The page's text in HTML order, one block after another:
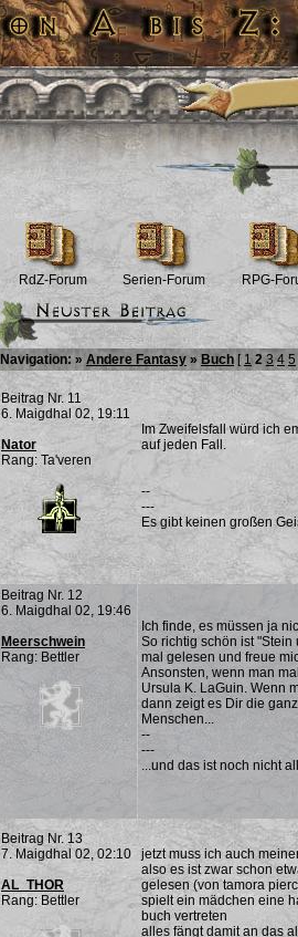
RdZ-Forum Serien-Forum RPG-
Navigation: » Andere Fantasy » Buch [ 1 2 3 4 5
Beitrag Nr. 11
6. Maigdhal 02, 19:11
Nator
Rang: Ta'veren
Im Zweifelsfall würd ich
auf jeden Fall.
--
---
Es gibt keinen großen
Beitrag Nr. 12
6. Maigdhal 02, 19:46
Meerschwein
Rang: Bettler
Ich finde, es müssen ja
So richtig schön ist
mal gelesen und freue
Ansonsten, wenn man
Ursula K. LaGuin. Wenn
dann zeigt es Dir die
Menschen...
--
---
...und das ist noch nicht
Beitrag Nr. 13
7. Maigdhal 02, 02:10
AL_THOR
Rang: Bettler
jetzt muss ich auch
also es ist zwar schon
gelesen (von tamora
spielt ein mädchen eine
buch vertreten
alles fängt damit an das